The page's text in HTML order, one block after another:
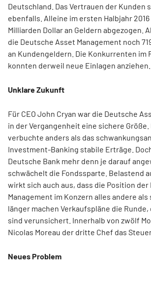
Deutschland. Das Vertrauen der Kunden
ebenfalls. Alleine im ersten Halbjahr
Milliarden Dollar an Geldern abgezogen.
die Deutsche Asset Management noch
an Kundengeldern. Die Konkurrenten im
konnten derweil neue Einlagen anziehen.
Unklare Zukunft
Für CEO John Cryan war die Deutsche
in der Vergangenheit eine sichere
verbuchte anders als das
Investment-Banking stabile Erträge.
Deutsche Bank mehr denn je darauf
schwächelt die Fondssparte. Belastend
wirkt sich auch aus, dass die Position
Management im Konzern alles andere
länger machen Verkaufspläne die
sind verunsichert. Innerhalb von zwölf
Nicolas Moreau der dritte Chef das
Neues Problem